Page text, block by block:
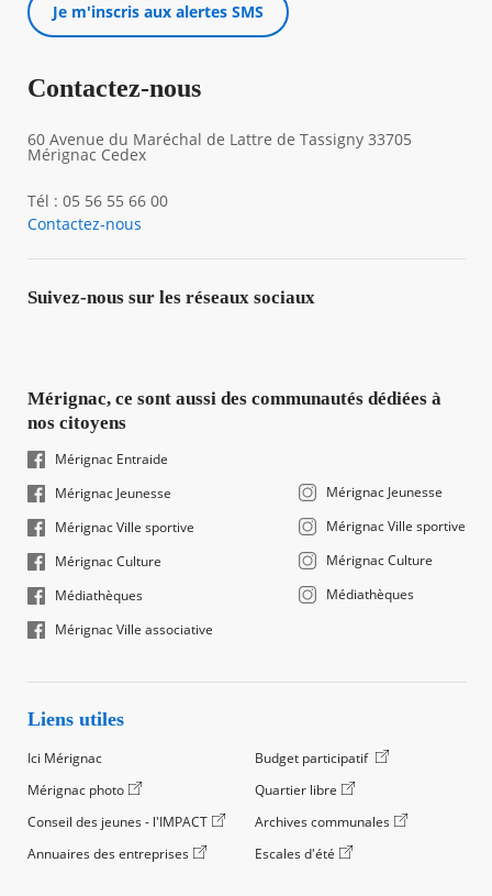
Je m'inscris aux alertes SMS
Contactez-nous
60 Avenue du Maréchal de Lattre de Tassigny 33705
Mérignac Cedex
Tél : 05 56 55 66 00
Contactez-nous
Suivez-nous sur les réseaux sociaux
Mérignac, ce sont aussi des communautés dédiées à
nos citoyens
Mérignac Entraide
Mérignac Jeunesse
Mérignac Ville sportive
Mérignac Culture
Médiathèques
Mérignac Ville associative
Mérignac Jeunesse
Mérignac Ville sportive
Mérignac Culture
Médiathèques
Liens utiles
Ici Mérignac
Budget participatif
Mérignac photo
Quartier libre
Conseil des jeunes - l'IMPACT
Archives communales
Annuaires des entreprises
Escales d'été